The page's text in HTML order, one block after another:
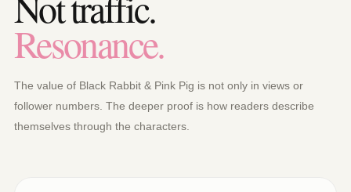
Resonance.
The value of Black Rabbit & Pink Pig is not only in views or
follower numbers. The deeper proof is how readers describe
themselves through the characters.